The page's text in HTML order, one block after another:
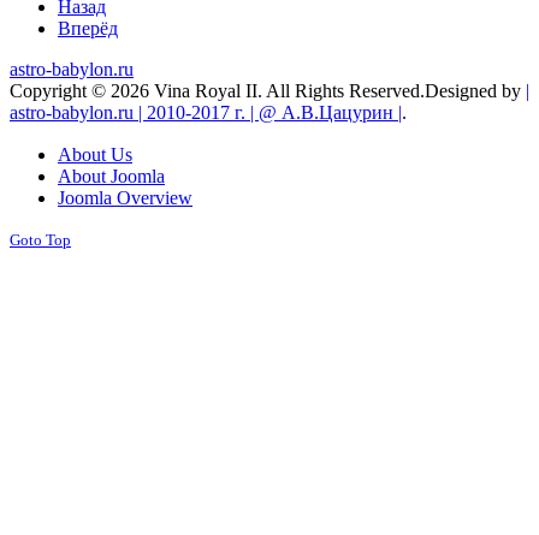
Назад
Вперёд
astro-babylon.ru
Copyright © 2026 Vina Royal II. All Rights Reserved.Designed by |
astro-babylon.ru | 2010-2017 г. | @ А.В.Цацурин |.
About Us
About Joomla
Joomla Overview
Goto Top